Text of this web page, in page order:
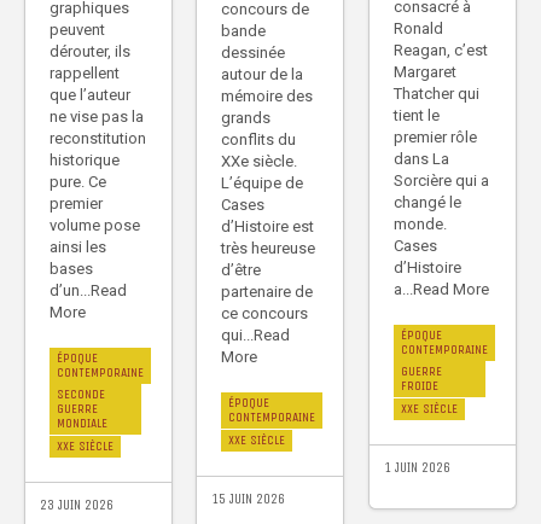
graphiques
peuvent
dérouter, ils
rappellent
que l’auteur
ne vise pas la
reconstitution
historique
pure. Ce
premier
volume pose
ainsi les
bases
d’un...Read
More
ÉPOQUE
CONTEMPORAINE
SECONDE
GUERRE
MONDIALE
XXE SIÈCLE
23 JUIN 2026
concours de
bande
dessinée
autour de la
mémoire des
grands
conflits du
XXe siècle.
L’équipe de
Cases
d’Histoire est
très heureuse
d’être
partenaire de
ce concours
qui...Read
More
ÉPOQUE
CONTEMPORAINE
XXE SIÈCLE
15 JUIN 2026
consacré à
Ronald
Reagan, c’est
Margaret
Thatcher qui
tient le
premier rôle
dans La
Sorcière qui a
changé le
monde.
Cases
d’Histoire
a...Read More
ÉPOQUE
CONTEMPORAINE
GUERRE
FROIDE
XXE SIÈCLE
1 JUIN 2026